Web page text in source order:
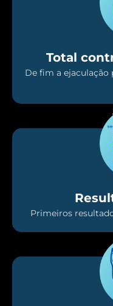
Total
De fim a
Primeiros